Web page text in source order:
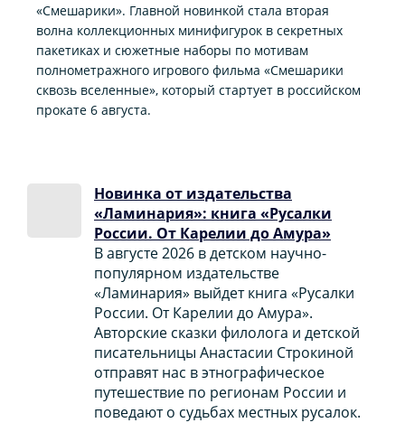
«Смешарики». Главной новинкой стала вторая
волна коллекционных минифигурок в секретных
пакетиках и сюжетные наборы по мотивам
полнометражного игрового фильма «Смешарики
сквозь вселенные», который стартует в российском
прокате 6 августа.
Новинка от издательства
«Ламинария»: книга «Русалки
России. От Карелии до Амура»
В августе 2026 в детском научно-
популярном издательстве
«Ламинария» выйдет книга «Русалки
России. От Карелии до Амура».
Авторские сказки филолога и детской
писательницы Анастасии Строкиной
отправят нас в этнографическое
путешествие по регионам России и
поведают о судьбах местных русалок.